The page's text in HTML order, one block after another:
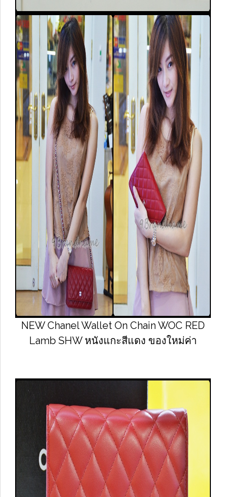
NEW Chanel Wallet On Chain WOC RED
Lamb SHW หนังแกะสีแดง ของใหม่ค่า